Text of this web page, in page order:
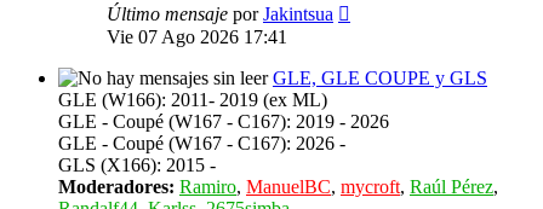
Último mensaje porJakintsua
Vie 07 Ago 2026 17:41
GLE, GLE COUPE y GLS
GLE (W166): 2011- 2019 (ex ML)
GLE - Coupé (W167 - C167): 2019 - 2026
GLE - Coupé (W167 - C167): 2026 -
GLS (X166): 2015 -
Moderadores: Ramiro, ManuelBC, mycroft, Raúl Pérez,